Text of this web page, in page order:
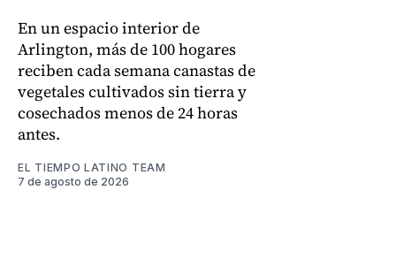
En un espacio interior de
Arlington, más de 100 hogares
reciben cada semana canastas de
vegetales cultivados sin tierra y
cosechados menos de 24 horas
antes.
EL TIEMPO LATINO TEAM
7 de agosto de 2026